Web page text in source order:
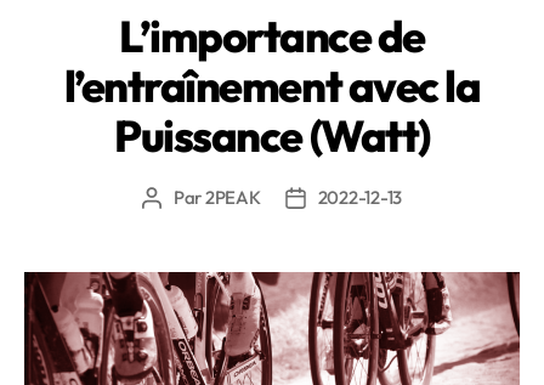
comment
l’intégrer
dans
plan
L’importance de
l’entraînement avec la
Puissance (Watt)
Auteur
Par2PEAK
Date2022-12-13